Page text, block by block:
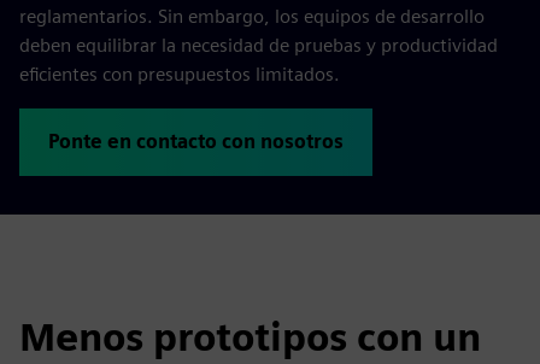
reglamentarios. Sin embargo, los equipos de desarrollo
deben equilibrar la necesidad de pruebas y productividad
eficientes con presupuestos limitados.
Ponte en contacto con nosotros
Menos prototipos con un